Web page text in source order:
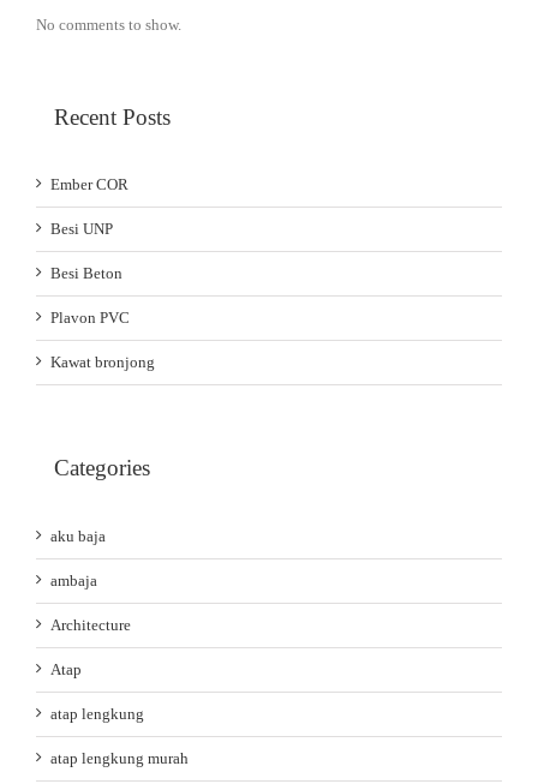
No comments to show.
Recent Posts
Ember COR
Besi UNP
Besi Beton
Plavon PVC
Kawat bronjong
Categories
aku baja
ambaja
Architecture
Atap
atap lengkung
atap lengkung murah